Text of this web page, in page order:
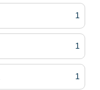
1
1
1